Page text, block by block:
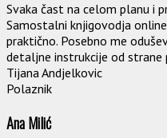
Svaka čast na celom planu i
Samostalni knjigovodja
praktično. Posebno me
detaljne instrukcije od strane
Tijana Andjelkovic
Polaznik
Ana Milić